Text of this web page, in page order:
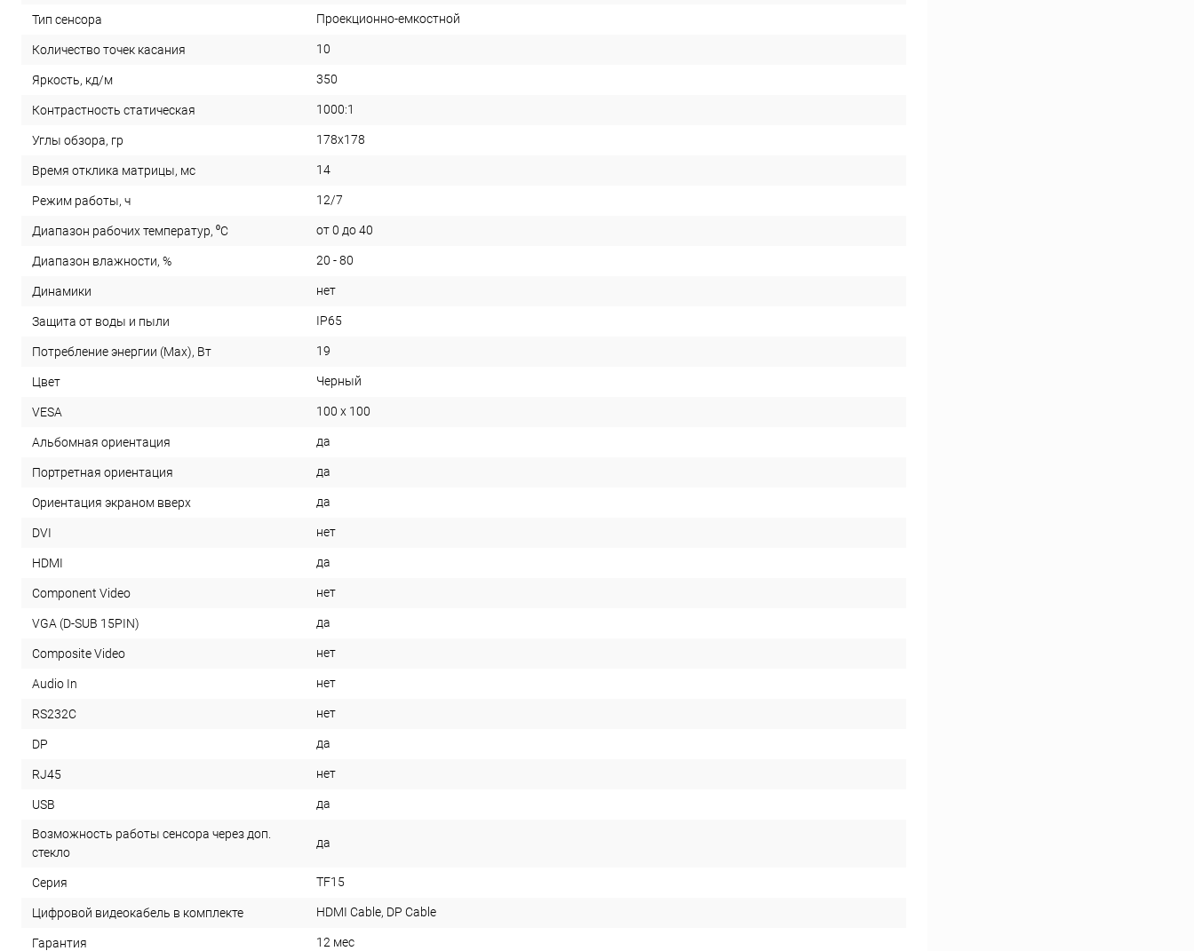
Тип сенсора Проекционно-емкостной
Количество точек касания 10
Яркость, кд/м 350
Контрастность статическая 1000:1
Углы обзора, гр 178x178
Время отклика матрицы, мс 14
Режим работы, ч 12/7
Диапазон рабочих температур, ⁰С от 0 до 40
Диапазон влажности, % 20 - 80
Динамики нет
Защита от воды и пыли IP65
Потребление энергии (Max), Вт 19
Цвет Черный
VESA 100 x 100
Альбомная ориентация да
Портретная ориентация да
Ориентация экраном вверх да
DVI нет
HDMI да
Component Video нет
VGA (D-SUB 15PIN) да
Composite Video нет
Audio In нет
RS232С нет
DP да
RJ45 нет
USB да
Возможность работы сенсора через доп.
стекло
да
Серия TF15
Цифровой видеокабель в комплекте HDMI Cable, DP Cable
Гарантия 12 мес